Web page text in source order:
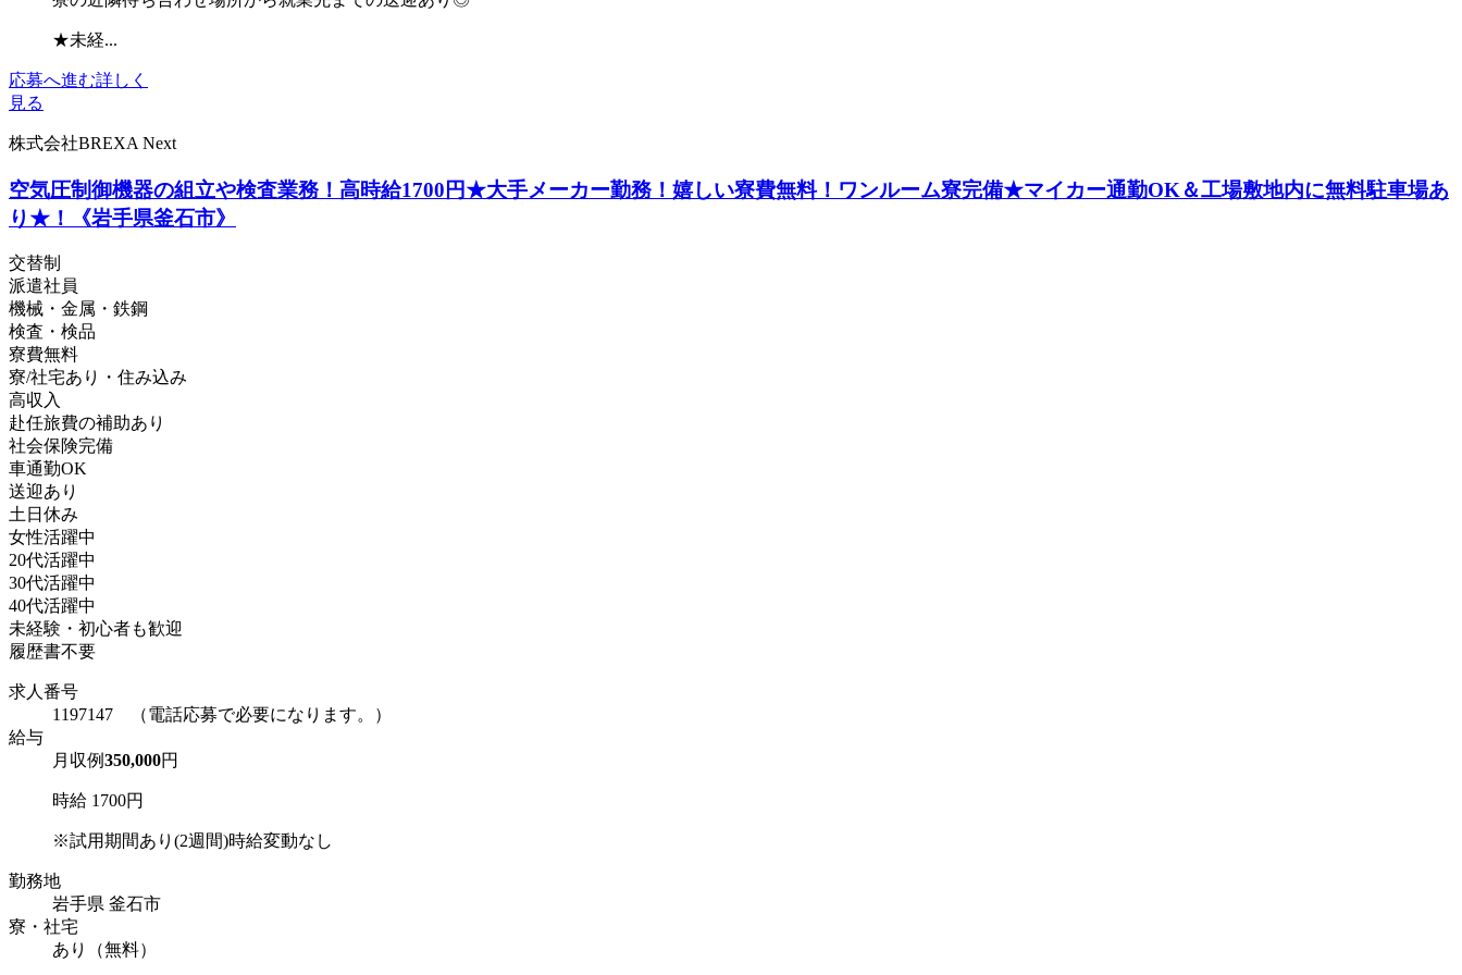
★未経...
応募へ進む詳しく
見る
株式会社BREXA Next
空気圧制御機器の組立や検査業務！高時給1700円★大手メーカー勤務！嬉しい寮費無料！ワンルーム寮完備★マイカー通勤OK＆工場敷地内に無料駐車場あ
り★！《岩手県釜石市》
交替制
派遣社員
機械・金属・鉄鋼
検査・検品
寮費無料
寮/社宅あり・住み込み
高収入
赴任旅費の補助あり
社会保険完備
車通勤OK
送迎あり
土日休み
女性活躍中
20代活躍中
30代活躍中
40代活躍中
未経験・初心者も歓迎
履歴書不要
求人番号
1197147 （電話応募で必要になります。）
給与
月収例350,000円
時給 1700円
※試用期間あり(2週間)時給変動なし
勤務地
岩手県 釜石市
寮・社宅
あり（無料）